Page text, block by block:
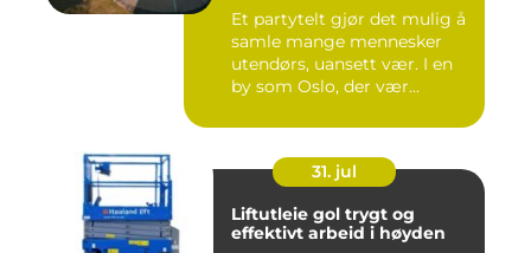
Et partytelt gjør det mulig å
samle mange mennesker
utendørs, uansett vær. I en
by som Oslo, der vær...
31. jul
Liftutleie gol trygt og
effektivt arbeid i høyden